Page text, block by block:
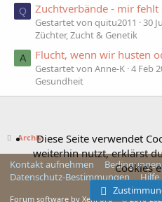
Q Zuchtverbände - mir
Gestartet von quitu2011 30
Züchter, Zucht & Genetik
A Flucht, wenn wir husten
Gestartet von Anne-K 4 Feb
Gesundheit
Archiv
Kontakt aufnehmen
Datenschutz-Bestimmungen
Hilfe
Forum software by XenForo™ © 2010-
Diese Seite verwendet
weiterhin nutzt, erklärst
Cookies